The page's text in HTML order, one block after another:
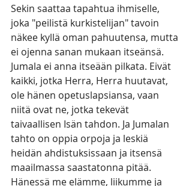
Sekin saattaa tapahtua ihmiselle,
joka "peilistä kurkistelijan" tavoin
näkee kyllä oman pahuutensa, mutta
ei ojenna sanan mukaan itseänsä.
Jumala ei anna itseään pilkata. Eivät
kaikki, jotka Herra, Herra huutavat,
ole hänen opetuslapsiansa, vaan
niitä ovat ne, jotka tekevät
taivaallisen Isän tahdon. Ja Jumalan
tahto on oppia orpoja ja leskiä
heidän ahdistuksissaan ja itsensä
maailmassa saastatonna pitää.
Hänessä me elämme, liikumme ja